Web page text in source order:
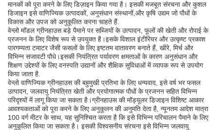
मानकों को पूरा करने के लिए डिज़ाइन किया गया है। इसकी मजबूत संरचना और कुशल
डिजाइन इसे वाणिज्यिक उत्पादकों, अनुसंधान संस्थानों,और कृषि उद्यम जो पौधों के
विकास और उपज को अनुकूलित करना चाहते हैं.
वेन्लो मॉडल ग्रीनहाउस बड़े पैमाने पर सब्जियों के उत्पादन, फूलों की खेती और रोपाई के
प्रजनन के लिए विशेष रूप से उपयुक्त है।इसके विशाल इंटीरियर और उत्कृष्ट प्रकाश
पारगम्यता टमाटर जैसी फसलों के लिए इष्टतम वातावरण बनाते हैं, खीरे, मिर्च और
विभिन्न सजावटी पौधे।इसकी नियंत्रित पर्यावरण क्षमताओं के कारण अनुसंधान और
शिक्षण उद्देश्यों के लिए वनस्पति उद्यानों और शैक्षिक सुविधाओं में व्यापक रूप से उपयोग
किया जाता है.
वेन्लो वाणिज्यिक ग्रीनहाउस की बहुमुखी प्रतिभा के लिए धन्यवाद, इसे वर्ष भर फसल
उत्पादन, जलवायु नियंत्रित खेती और प्रयोगात्मक पौधों के प्रजनन सहित विभिन्न
परिदृश्यों में लागू किया जा सकता है।ग्रीनहाउस की मॉड्यूलर डिजाइन विशिष्ट आकार
आवश्यकताओं को पूरा करने के लिए अनुकूलन की अनुमति देता है, न्यूनतम आदेश मात्रा
100 वर्ग मीटर के साथ, यह सुनिश्चित करता है कि इसे विभिन्न परिचालन पैमाने के लिए
अनुकूलित किया जा सकता है। इसकी विश्वसनीय संरचना इसे विभिन्न जलवायु